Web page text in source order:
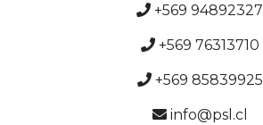
+569 94892327
+569 76313710
+569 85839925
info@psl.cl